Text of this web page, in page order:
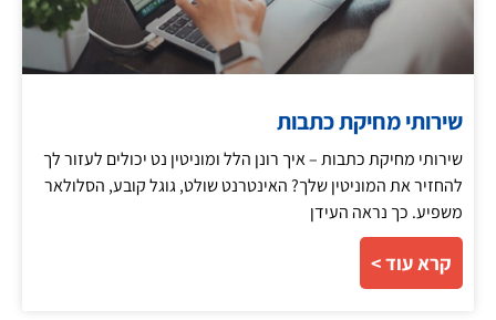
שירותי מחיקת כתבות
שירותי מחיקת כתבות – איך רונן הלל ומוניטין נט יכולים לעזור לך
להחזיר את המוניטין שלך? האינטרנט שולט, גוגל קובע, הסלולאר
משפיע. כך נראה העידן
קרא עוד >